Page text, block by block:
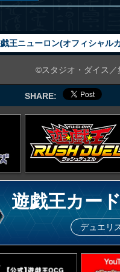
王ニューロン(オフィシャル
©スタジオ・ダイス／
SHARE:
遊戯王カー
デュエリ